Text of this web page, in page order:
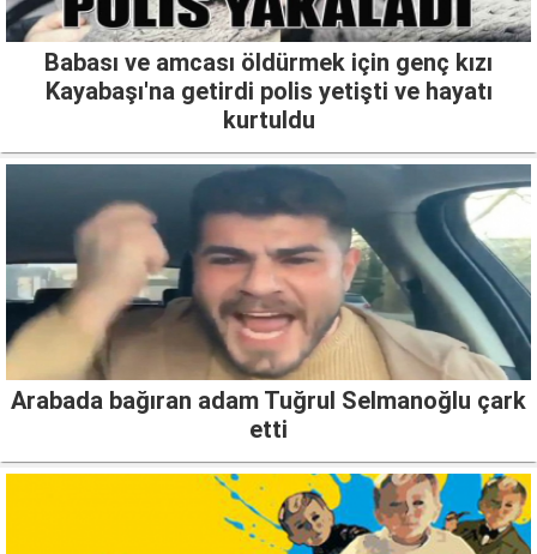
Babası ve amcası öldürmek için genç kızı
Kayabaşı'na getirdi polis yetişti ve hayatı
kurtuldu
Arabada bağıran adam Tuğrul Selmanoğlu çark
etti